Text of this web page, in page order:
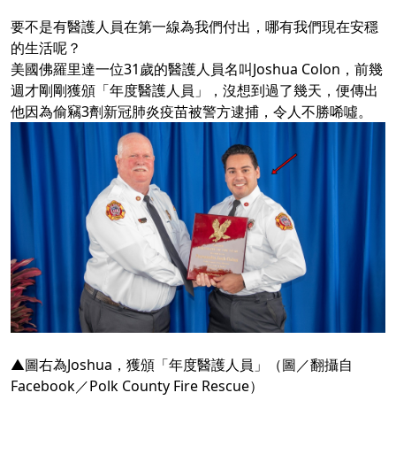
要不是有醫護人員在第一線為我們付出，哪有我們現在安穩
的生活呢？
美國佛羅里達一位31歲的醫護人員名叫Joshua Colon，前幾
週才剛剛獲頒「年度醫護人員」，沒想到過了幾天，便傳出
他因為偷竊3劑新冠肺炎疫苗被警方逮捕，令人不勝唏噓。
▲圖右為Joshua，獲頒「年度醫護人員」（圖／翻攝自
Facebook／Polk County Fire Rescue）